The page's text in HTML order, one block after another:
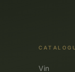
Vin